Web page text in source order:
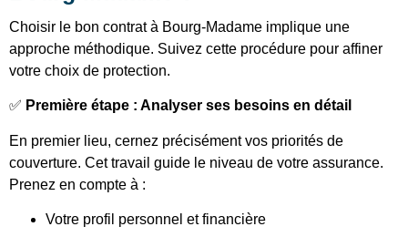
Choisir le bon contrat à Bourg-Madame implique une
approche méthodique. Suivez cette procédure pour affiner
votre choix de protection.
✅ Première étape : Analyser ses besoins en détail
En premier lieu, cernez précisément vos priorités de
couverture. Cet travail guide le niveau de votre assurance.
Prenez en compte à :
Votre profil personnel et financière